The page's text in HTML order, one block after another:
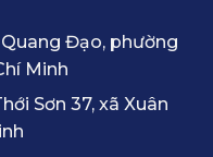
Đạo, phường
Minh
Sơn 37, xã Xuân